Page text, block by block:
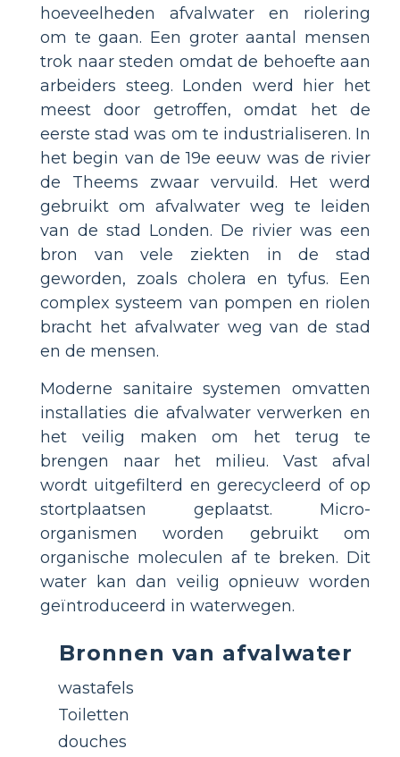
hoeveelheden afvalwater en riolering
om te gaan. Een groter aantal mensen
trok naar steden omdat de behoefte aan
arbeiders steeg. Londen werd hier het
meest door getroffen, omdat het de
eerste stad was om te industrialiseren. In
het begin van de 19e eeuw was de rivier
de Theems zwaar vervuild. Het werd
gebruikt om afvalwater weg te leiden
van de stad Londen. De rivier was een
bron van vele ziekten in de stad
geworden, zoals cholera en tyfus. Een
complex systeem van pompen en riolen
bracht het afvalwater weg van de stad
en de mensen.
Moderne sanitaire systemen omvatten
installaties die afvalwater verwerken en
het veilig maken om het terug te
brengen naar het milieu. Vast afval
wordt uitgefilterd en gerecycleerd of op
stortplaatsen geplaatst. Micro-
organismen worden gebruikt om
organische moleculen af ​​te breken. Dit
water kan dan veilig opnieuw worden
geïntroduceerd in waterwegen.
Bronnen van afvalwater
wastafels
Toiletten
douches